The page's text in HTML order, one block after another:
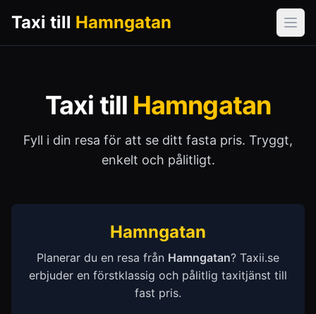
Taxi till Hamngatan
Taxi till Hamngatan
Fyll i din resa för att se ditt fasta pris. Tryggt,
enkelt och pålitligt.
Hamngatan
Planerar du en resa från Hamngatan? Taxii.se
erbjuder en förstklassig och pålitlig taxitjänst till
fast pris.